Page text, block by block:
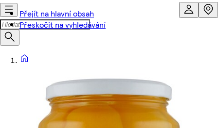
Přejít na hlavní obsah
Přeskočit na vyhledávání